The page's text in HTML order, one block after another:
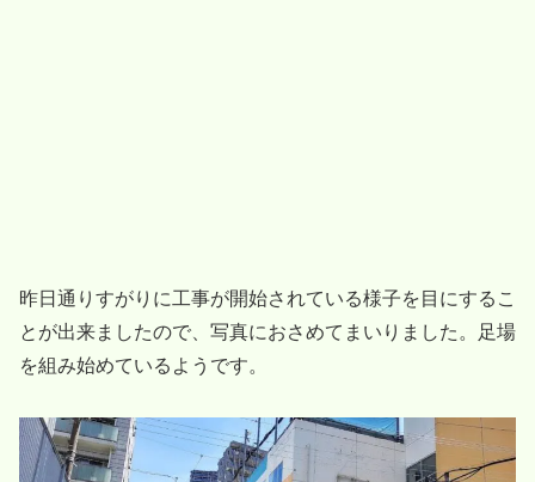
昨日通りすがりに工事が開始されている様子を目にするこ
とが出来ましたので、写真におさめてまいりました。足場
を組み始めているようです。